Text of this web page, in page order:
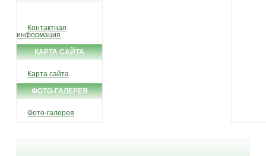
Контактная
информация
КАРТА САЙТА
Карта сайта
ФОТО-ГАЛЕРЕЯ
Фото-галерея